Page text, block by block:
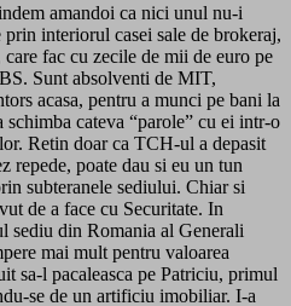
amandoi ca nici unul nu-i
interiorul casei sale de brokeraj,
fac cu zecile de mii de euro pe
Sunt absolventi de MIT,
acasa, pentru a munci pe bani la
cateva “parole” cu ei intr-o
Retin doar ca TCH-ul a depasit
repede, poate dau si eu un tun
subteranele sediului. Chiar si
de a face cu Securitate. In
sediu din Romania al Generali
mai mult pentru valoarea
sa-l pacaleasca pe Patriciu, primul
se de un artificiu imobiliar. I-a